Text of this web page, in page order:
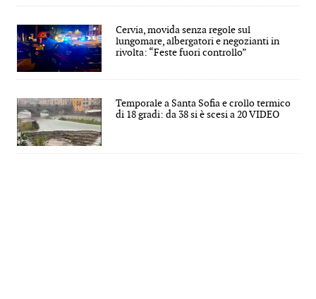
Cervia, movida senza regole sul
lungomare, albergatori e negozianti in
rivolta: “Feste fuori controllo”
Temporale a Santa Sofia e crollo termico
di 18 gradi: da 38 si è scesi a 20 VIDEO